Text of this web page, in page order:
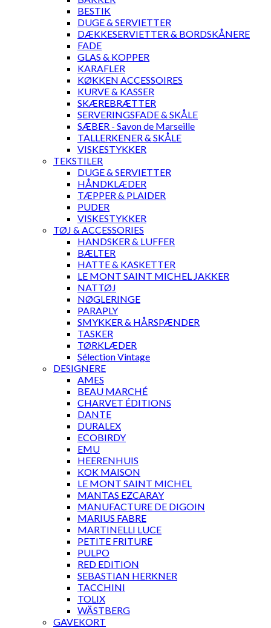
BESTIK
DUGE & SERVIETTER
DÆKKESERVIETTER & BORDSKÅNERE
FADE
GLAS & KOPPER
KARAFLER
KØKKEN ACCESSOIRES
KURVE & KASSER
SKÆREBRÆTTER
SERVERINGSFADE & SKÅLE
SÆBER - Savon de Marseille
TALLERKENER & SKÅLE
VISKESTYKKER
TEKSTILER
DUGE & SERVIETTER
HÅNDKLÆDER
TÆPPER & PLAIDER
PUDER
VISKESTYKKER
TØJ & ACCESSORIES
HANDSKER & LUFFER
BÆLTER
HATTE & KASKETTER
LE MONT SAINT MICHEL JAKKER
NATTØJ
NØGLERINGE
PARAPLY
SMYKKER & HÅRSPÆNDER
TASKER
TØRKLÆDER
Sélection Vintage
DESIGNERE
AMES
BEAU MARCHÉ
CHARVET ÉDITIONS
DANTE
DURALEX
ECOBIRDY
EMU
HEERENHUIS
KOK MAISON
LE MONT SAINT MICHEL
MANTAS EZCARAY
MANUFACTURE DE DIGOIN
MARIUS FABRE
MARTINELLI LUCE
PETITE FRITURE
PULPO
RED EDITION
SEBASTIAN HERKNER
TACCHINI
TOLIX
WÄSTBERG
GAVEKORT